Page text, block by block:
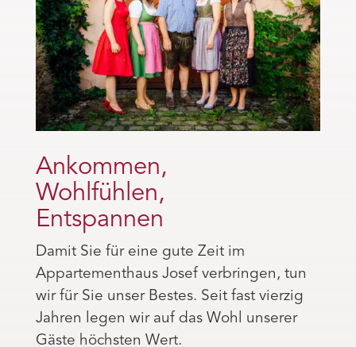
Ankommen,
Wohlfühlen,
Entspannen
Damit Sie für eine gute Zeit im
Appartementhaus Josef verbringen, tun
wir für Sie unser Bestes. Seit fast vierzig
Jahren legen wir auf das Wohl unserer
Gäste höchsten Wert.